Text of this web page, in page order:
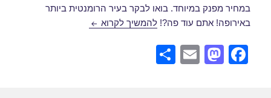
במחיר מפנק במיוחד. בואו לבקר בעיר הרומנטית ביותר
באירופה! אתם עוד פה?!להמשיך לקרוא טיסה לפריז ביולי
F
M
E